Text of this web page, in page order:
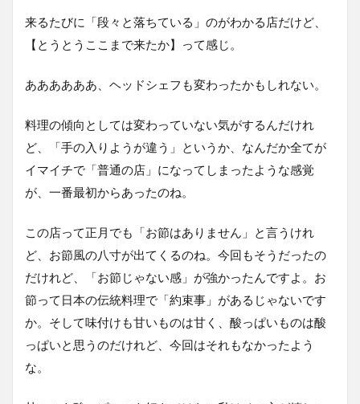
来るたびに「段々と落ちている」のがわかる店だけど、
【とうとうここまで来たか】って感じ。
ああああああ、ヘッドシェフも変わったかもしれない。
料理の傾向としては変わっていない気がするんだけれ
ど、「手の入りようが違う」というか、なんだか全てが
イマイチで「普通の店」になってしまったような感覚
が、一番最初からあったのね。
この店って正月でも「お節はありません」と言うけれ
ど、お節風の八寸が出てくるのね。今回もそうだったの
だけれど、「お節じゃない感」が強かったんですよ。お
節って日本の伝統料理で「約束事」があるじゃないです
か。そして味付けも甘いものは甘く、酸っぱいものは酸
っぱいと思うのだけれど、今回はそれもなかったよう
な。